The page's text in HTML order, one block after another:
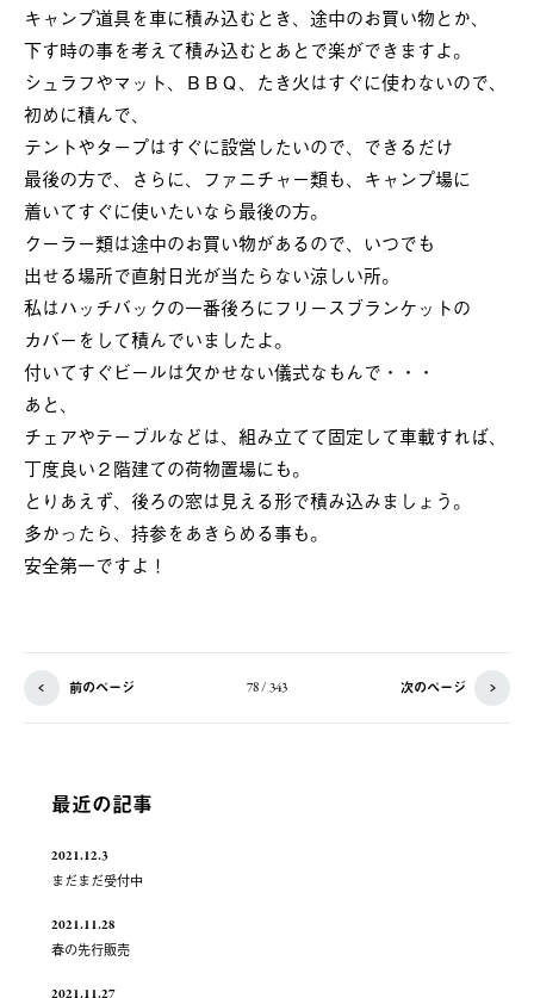
キャンプ道具を車に積み込むとき、途中のお買い物とか、
下す時の事を考えて積み込むとあとで楽ができますよ。
シュラフやマット、ＢＢＱ、たき火はすぐに使わないので、
初めに積んで、
テントやタープはすぐに設営したいので、できるだけ
最後の方で、さらに、ファニチャー類も、キャンプ場に
着いてすぐに使いたいなら最後の方。
クーラー類は途中のお買い物があるので、いつでも
出せる場所で直射日光が当たらない涼しい所。
私はハッチバックの一番後ろにフリースブランケットの
カバーをして積んでいましたよ。
付いてすぐビールは欠かせない儀式なもんで・・・
あと、
チェアやテーブルなどは、組み立てて固定して車載すれば、
丁度良い２階建ての荷物置場にも。
とりあえず、後ろの窓は見える形で積み込みましょう。
多かったら、持参をあきらめる事も。
安全第一ですよ！
前のページ 78 / 343 次のページ
最近の記事
2021.12.3
まだまだ受付中
2021.11.28
春の先行販売